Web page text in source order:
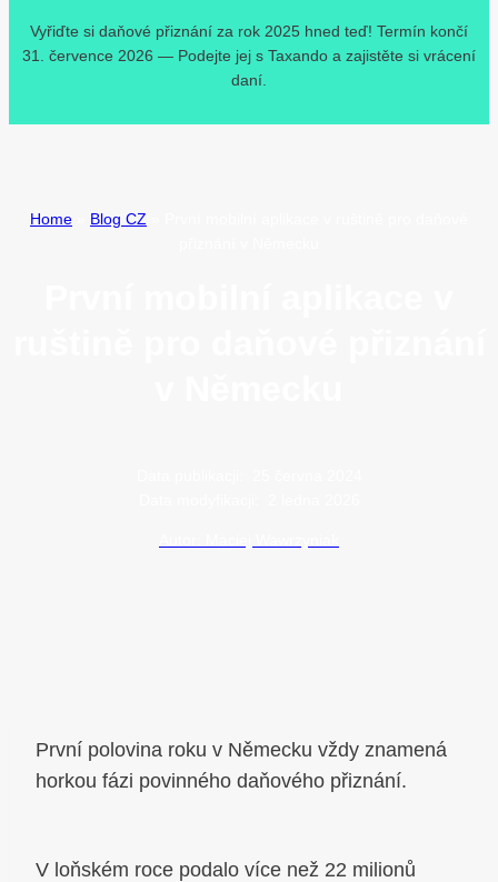
Vyřiďte si daňové přiznání za rok 2025 hned teď! Termín končí
31. července 2026 — Podejte jej s Taxando a zajistěte si vrácení
daní.
Home Blog CZ
První polovina roku v Německu vždy znamená
horkou fázi povinného daňového přiznání.
V loňském roce podalo více než 22 milionů